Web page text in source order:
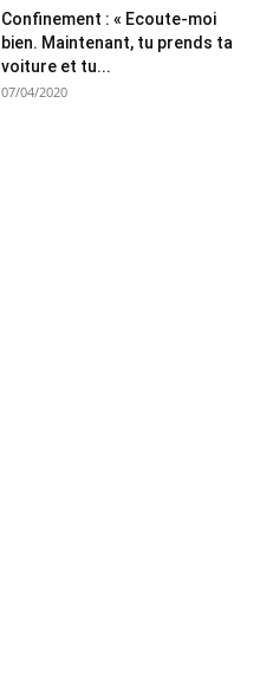
Confinement : « Ecoute-moi
bien. Maintenant, tu prends ta
voiture et tu...
07/04/2020